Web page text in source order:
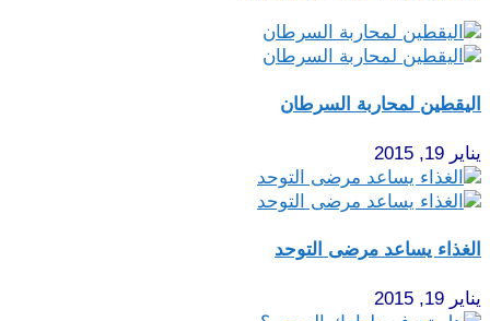
اليقطين لمحاربة السرطان
يناير 19, 2015
الغذاء يساعد مرضى التوحد
يناير 19, 2015